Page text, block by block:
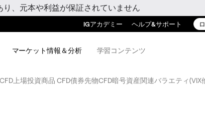
、元本や利益が保証されていません
IGアカデミー ヘルプ&サポート
マーケット情報＆分析 学習コンテンツ
上場投資商品 CFD債券先物CFD暗号資産関連バラエティ(VIX